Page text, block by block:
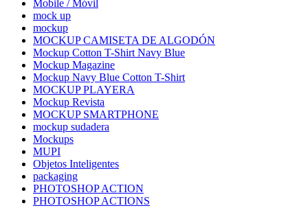
Mobile / Móvil
mock up
mockup
MOCKUP CAMISETA DE ALGODÓN
Mockup Cotton T-Shirt Navy Blue
Mockup Magazine
Mockup Navy Blue Cotton T-Shirt
MOCKUP PLAYERA
Mockup Revista
MOCKUP SMARTPHONE
mockup sudadera
Mockups
MUPI
Objetos Inteligentes
packaging
PHOTOSHOP ACTION
PHOTOSHOP ACTIONS